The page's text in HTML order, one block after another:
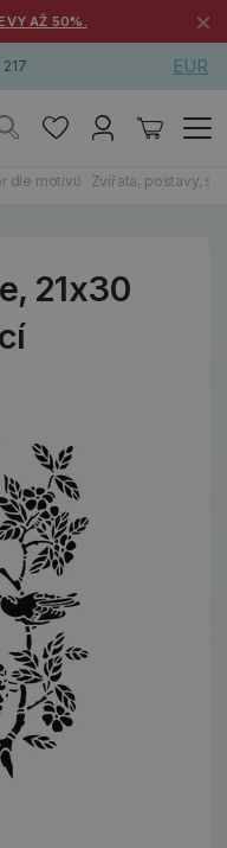
AŽ 50%. ×
EUR
dle motivu Zvířata, postavy,
21x30